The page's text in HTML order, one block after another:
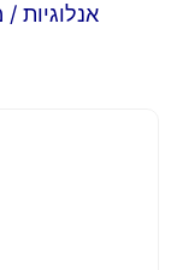
אנלוגיות